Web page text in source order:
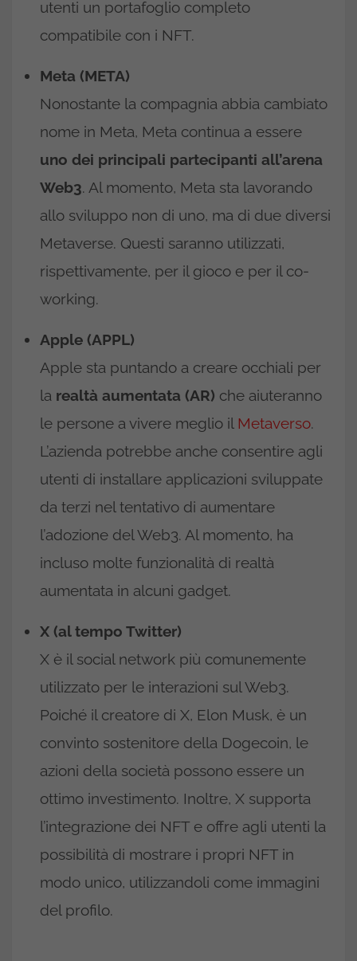
utenti un portafoglio completo
compatibile con i NFT.
Meta (META)
Nonostante la compagnia abbia cambiato
nome in Meta, Meta continua a essere
uno dei principali partecipanti all’arena
Web3. Al momento, Meta sta lavorando
allo sviluppo non di uno, ma di due diversi
Metaverse. Questi saranno utilizzati,
rispettivamente, per il gioco e per il co-
working.
Apple (APPL)
Apple sta puntando a creare occhiali per
la realtà aumentata (AR) che aiuteranno
le persone a vivere meglio il Metaverso.
L’azienda potrebbe anche consentire agli
utenti di installare applicazioni sviluppate
da terzi nel tentativo di aumentare
l’adozione del Web3. Al momento, ha
incluso molte funzionalità di realtà
aumentata in alcuni gadget.
X (al tempo Twitter)
X è il social network più comunemente
utilizzato per le interazioni sul Web3.
Poiché il creatore di X, Elon Musk, è un
convinto sostenitore della Dogecoin, le
azioni della società possono essere un
ottimo investimento. Inoltre, X supporta
l’integrazione dei NFT e offre agli utenti la
possibilità di mostrare i propri NFT in
modo unico, utilizzandoli come immagini
del profilo.